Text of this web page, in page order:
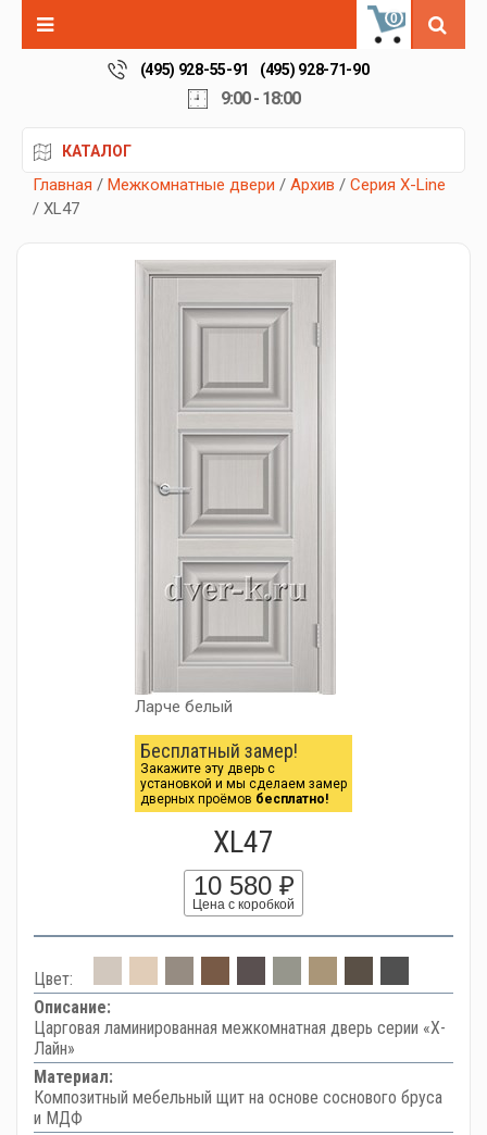
0
(495) 928-55-91 (495) 928-71-90
9:00 - 18:00
КАТАЛОГ
Главная / Межкомнатные двери / Архив / Серия X-Line
/ XL47
Ларче белый
Бесплатный замер!
Закажите эту дверь с
установкой и мы сделаем замер
дверных проёмов бесплатно!
XL47
10 580 ₽
Цена с коробкой
Цвет:
Описание:
Царговая ламинированная межкомнатная дверь серии «Х-
Лайн»
Материал:
Композитный мебельный щит на основе соснового бруса
и МДФ